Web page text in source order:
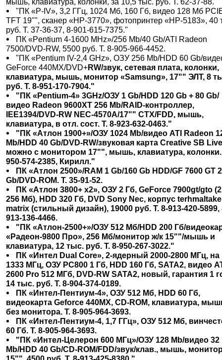
"ПК «P-IV», 3,2 ГГц, 1024 Мб, 160 Гб, видео 128 Мб
TFT 19"", сканер «НР-3770», фотопринтер «НР-5183», 40
руб. Т. 37-36-37, 8-901-615-7375."
ПК «Pentium 4-1600 MHz»/256 Mb/40 Gb/ATI Radeon
7500/DVD-RW, 5500 руб. Т. 8-905-966-4452.
"ПК «Pentium IV-2,4 GHz», ОЗУ 256 Mb/HDD 60 Gb/
GeForce 440MX/DVD+RW/звук, сетевая плата, колонки,
клавиатура, мышь, монитор «Samsung», 17"" ЭЛТ, 8
руб. Т. 8-951-170-7904."
"ПК «Pentium-4» 3GHz/ОЗУ 1 Gb/HDD 120 Gb + 80 Gb/
видео Radeon 9600XT 256 Mb/RAID-контроллер,
IEE1394/DVD-RW NEC-4570A/17"" CTX/FDD, мышь,
клавиатура, в отл. сост. Т. 8-923-632-0463."
"ПК «Атлон 1900+»/ОЗУ 1024 Mb/видео ATI Radeon
Mb/HDD 40 Gb/DVD-RW/звуковая карта Creative SB
можно с монитором 17"", мышь, клавиатура, колонки.
950-574-2385, Кирилл."
ПК «Атлон 2500»/RAM 1 Gb/160 Gb HDD/GF 7600 GT
Gb/DVD-ROM. Т. 35-91-52.
ПК «Атлон 3800+ х2», ОЗУ 2 Гб, GeForce 7900gt/gto
256 Мб), HDD 320 Гб, DVD Sony Nec, корпус terhmaltake
matrix (стильный дизайн), 19000 руб. Т. 8-913-420-5899,
913-136-4466.
"ПК «Атлон-2500+»/ОЗУ 512 Мб/HDD 200 Гб/
«Радеон-9800 Про», 256 Мб/монитор ж/к 15""/мышь и
клавиатура, 12 тыс. руб. Т. 8-950-267-3022."
ПК «Интел Dual Core», 2-ядерный 2000-2800 МГц, на
1333 МГц, ОЗУ PC800 1 Гб, HDD 160 Гб, SATA2, видео
2600 Pro 512 МГб, DVD-RW SATA2, новый, гарантия 1
14 тыс. руб. Т. 8-904-374-0189.
ПК «Интел-Пентиум-4», ОЗУ 512 Мб, HDD 60 Гб,
видеокарта Geforce 440MX, CD-ROM, клавиатура,
без монитора. Т. 8-905-964-3693.
ПК «Интел-Пентиум-4, 1,7 ГГц», ОЗУ 512 Мб,
60 Гб. Т. 8-905-964-3693.
"ПК «Интел-Целерон 600 МГц»/ОЗУ 128 Mb/видео 32
Mb/HDD 40 Gb/CD-ROM/FDD/звук/клав., мышь,